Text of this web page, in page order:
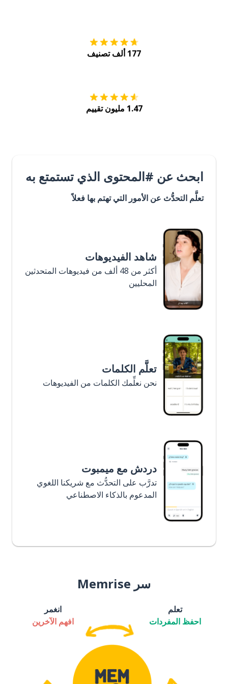
177 ألف تصنيف
1.47 مليون تقييم
ابحث عن #المحتوى الذي تستمتع به
تعلَّم التحدُّث عن الأمور التي تهتم بها فعلاً
شاهد الفيديوهات
أكثر من 48 ألف من فيديوهات المتحدثين
المحليين
تعلَّم الكلمات
نحن نعلِّمك الكلمات من الفيديوهات
دردش مع ميمبوت
تدرَّب على التحدُّث مع شريكنا اللغوي
المدعوم بالذكاء الاصطناعي
سر Memrise
تعلم
احفظ المفردات
انغمر
افهم الآخرين